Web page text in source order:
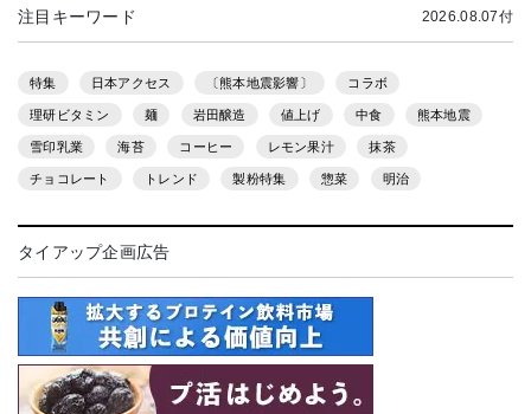
注目キーワード 2026.08.07付
特集 日本アクセス 〔熊本地震影響〕 コラボ
理研ビタミン 麺 岩田醸造 値上げ 中食 熊本地震
雪印乳業 海苔 コーヒー レモン果汁 抹茶
チョコレート トレンド 製粉特集 惣菜 明治
タイアップ企画広告